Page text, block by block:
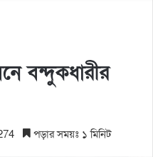
বন্দুকধারীর
পড়ার সময়ঃ ১ মিনিট